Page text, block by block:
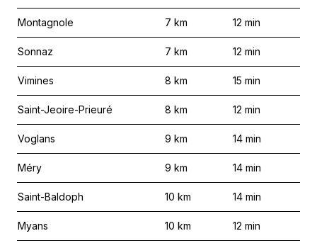
Montagnole 7 km 12 min
Sonnaz 7 km 12 min
Vimines 8 km 15 min
Saint-Jeoire-Prieuré 8 km 12 min
Voglans 9 km 14 min
Méry 9 km 14 min
Saint-Baldoph 10 km 14 min
Myans 10 km 12 min